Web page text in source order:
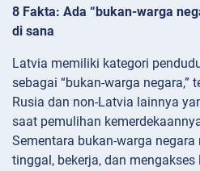
8 Fakta: Ada “bukan-warga
di sana
Latvia memiliki kategori
sebagai “bukan-warga negara,”
Rusia dan non-Latvia lainnya
saat pemulihan
Sementara bukan-warga
tinggal, bekerja, dan